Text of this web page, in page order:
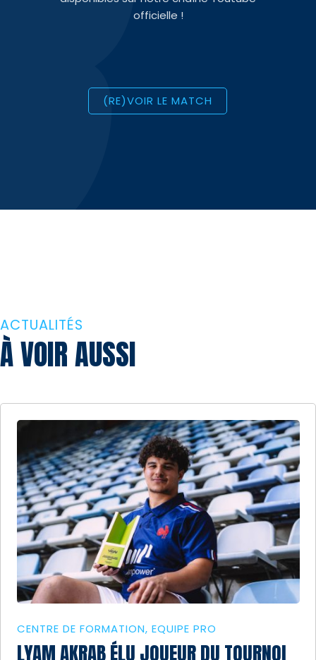
officielle !
(RE)VOIR LE MATCH
ACTUALITÉS
À VOIR AUSSI
CENTRE DE FORMATION EQUIPE PRO
LYAM AKRAB ÉLU JOUEUR DU TOURNOI